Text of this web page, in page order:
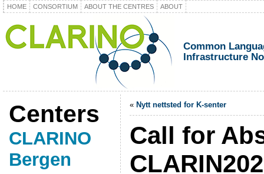
HOME CONSORTIUM ABOUT THE CENTRES ABOUT
Common
Infrastructure
Centers
CLARINO
Bergen
« Nytt nettsted for K-senter
Call for